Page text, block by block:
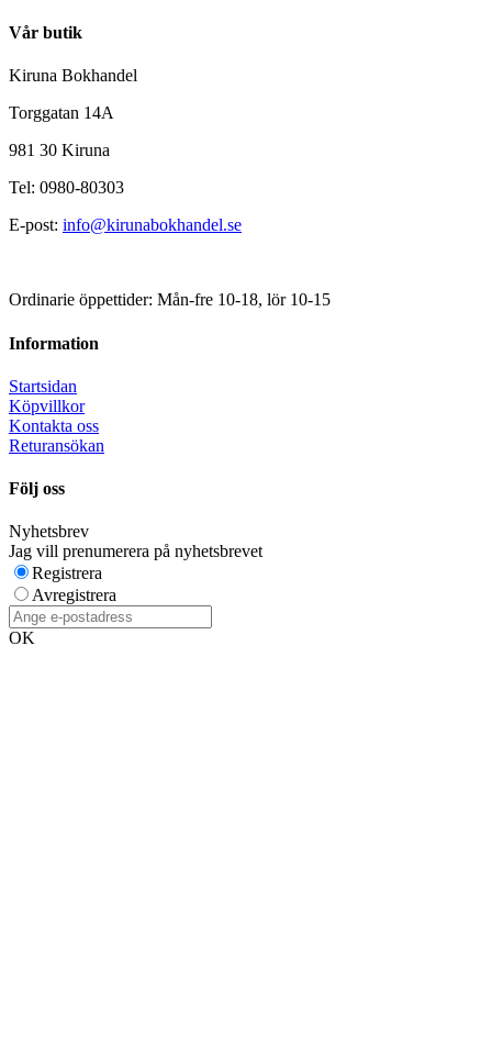
Vår butik
Kiruna Bokhandel
Torggatan 14A
981 30 Kiruna
Tel: 0980-80303
E-post: info@kirunabokhandel.se
Ordinarie öppettider: Mån-fre 10-18, lör 10-15
Information
Startsidan
Köpvillkor
Kontakta oss
Returansökan
Följ oss
Nyhetsbrev
Jag vill prenumerera på nyhetsbrevet
Registrera
Avregistrera
OK